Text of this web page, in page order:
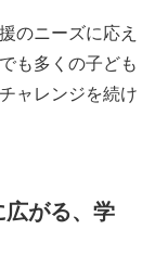
のニーズに応え
も多くの子ども
ャレンジを続け
広がる、学